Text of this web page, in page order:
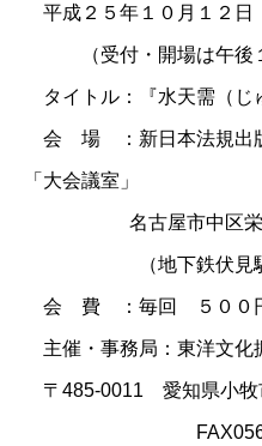
平成２５年１０月１２日
（受付・開場は午後１
タイトル：『水天需（じ
会 場 ：新日本法規出版
「大会議室」
名古屋市中区栄1-
（地下鉄伏見駅6番
会 費 ：毎回 ５００
主催・事務局：東洋文化
〒485-0011 愛知県小
FAX0568-